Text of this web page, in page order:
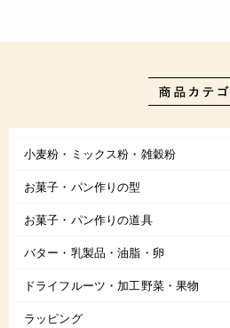
小麦粉・ミックス粉・雑穀粉
お菓子・パン作りの型
お菓子・パン作りの道具
バター・乳製品・油脂・卵
ドライフルーツ・加工野菜・果物
ラッピング